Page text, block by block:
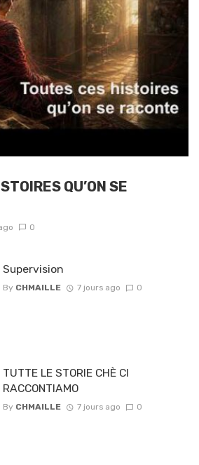
QU’ON SE
0
Supervision
By CHMAILLE 7 jours ago 0
TUTTE LE STORIE CHÈ CI
RACCONTIAMO
By CHMAILLE 7 jours ago 0